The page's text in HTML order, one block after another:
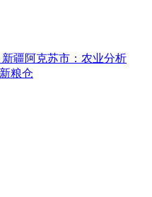
疆阿克苏市：农业分析
粮仓